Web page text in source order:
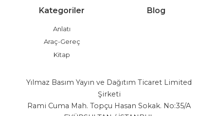
Kategoriler
Anlatı
Araç-Gereç
Kitap
Blog
Yılmaz Basım Yayın ve Dağıtım Ticaret Limited
Şirketi
Rami Cuma Mah. Topçu Hasan Sokak. No:35/A